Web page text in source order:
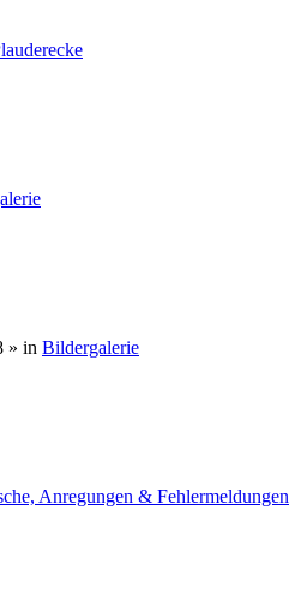
» in Bildergalerie
Anregungen & Fehlermeldungen